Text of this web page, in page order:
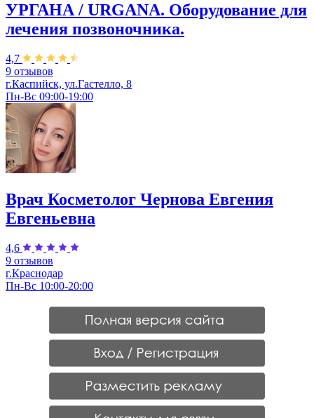
УРГАНА / URGANA. Оборудование для
лечения позвоночника.
4,7
9 отзывов
г.Каспийск, ул.Гастелло, 8
Пн-Вс 09:00-19:00
Врач Косметолог Чернова Евгения
Евгеньевна
4,6
9 отзывов
г.Краснодар
Пн-Вс 10:00-20:00